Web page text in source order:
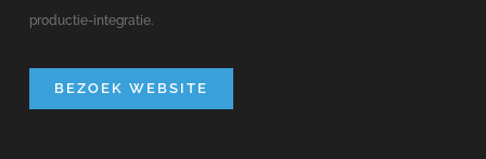
productie-integratie.
BEZOEK WEBSITE